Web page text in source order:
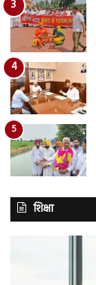
शिक्षा